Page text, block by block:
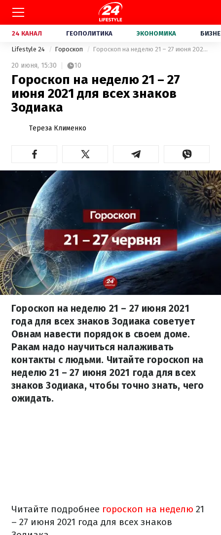
24 КАНАЛ ГЕОПОЛИТИКА ЭКОНОМИКА
Lifestyle 24 Гороскоп Гороскоп на неделю 21 – 27 июня 2021 для всех знаков Зодиака
20 июня, 15:30 10
Гороскоп на неделю 21 – 27
июня 2021 для всех знаков
Зодиака
Тереза Клименко
Гороскоп на неделю 21 – 27 июня 2021
года для всех знаков Зодиака советует
Овнам навести порядок в своем доме.
Ракам надо научиться налаживать
контакты с людьми. Читайте гороскоп на
неделю 21 – 27 июня 2021 года для всех
знаков Зодиака, чтобы точно знать, чего
ожидать.
Читайте подробнее гороскоп на неделю 21
– 27 июня 2021 года для всех знаков